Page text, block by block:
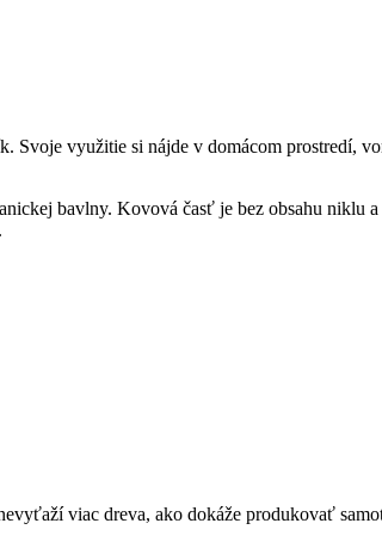
využitie si nájde v domácom prostredí,
bavlny. Kovová časť je bez obsahu niklu
viac dreva, ako dokáže produkovať